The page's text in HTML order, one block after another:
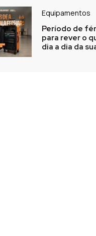
Equipamentos
Período de
para rever o
dia a dia da